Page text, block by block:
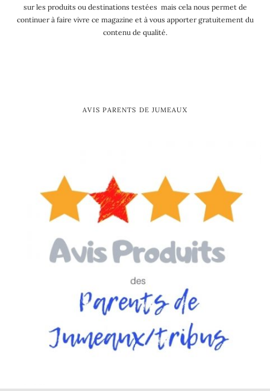
sur les produits ou destinations testées mais cela nous permet de
continuer à faire vivre ce magazine et à vous apporter gratuitement du
contenu de qualité.
AVIS PARENTS DE JUMEAUX